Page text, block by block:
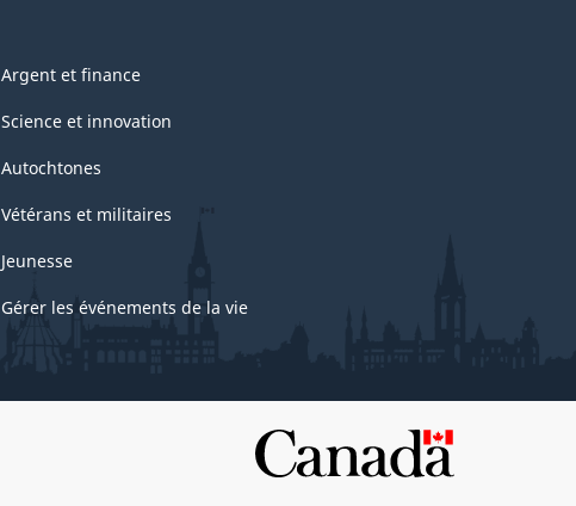
Argent et finance
Science et innovation
Autochtones
Vétérans et militaires
Jeunesse
Gérer les événements de la vie